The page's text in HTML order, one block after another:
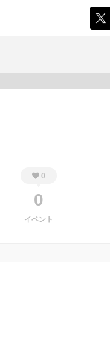
0
0
イベント